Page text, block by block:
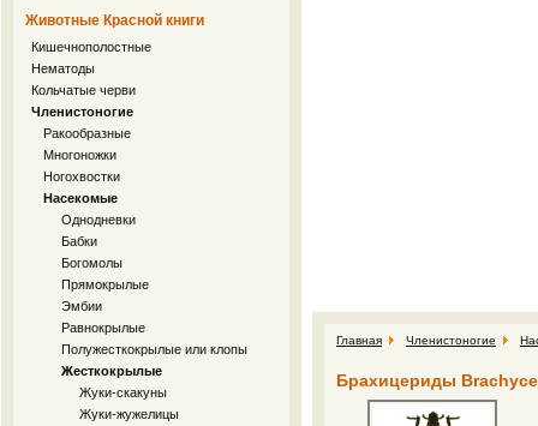
Животные Красной книги
Кишечнополостные
Нематоды
Кольчатые черви
Членистоногие
Ракообразные
Многоножки
Ногохвостки
Насекомые
Однодневки
Бабки
Богомолы
Прямокрылые
Эмбии
Равнокрылые
Полужесткокрылые или клопы
Жесткокрылые
Жуки-скакуны
Жуки-жужелицы
Главная Членистоногие
Брахицериды